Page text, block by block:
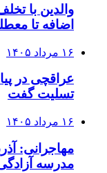
والدین با
اضافه تا
۱۶ مرداد ۱۴۰۵
عراقچی در
تسلیت گفت
۱۶ مرداد ۱۴۰۵
مهاجرانی:
مدرسه